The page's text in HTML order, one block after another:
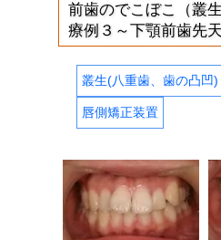
前歯のでこぼこ（叢
療例３～下顎前歯先
叢生(八重歯、歯の凸凹)
唇側矯正装置